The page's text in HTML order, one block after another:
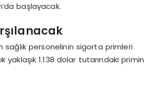
başlayacak.
personelinin sigorta primleri
1.138 dolar tutarındaki primin